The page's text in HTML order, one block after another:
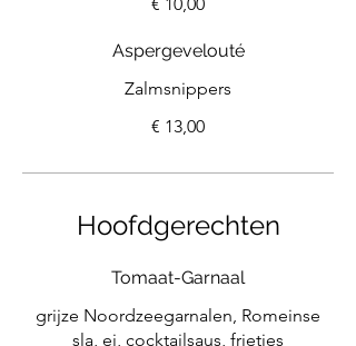
Aspergevelouté
Zalmsnippers
€ 13,00
Hoofdgerechten
Tomaat-Garnaal
grijze Noordzeegarnalen, Romeinse
sla, ei, cocktailsaus, frietjes